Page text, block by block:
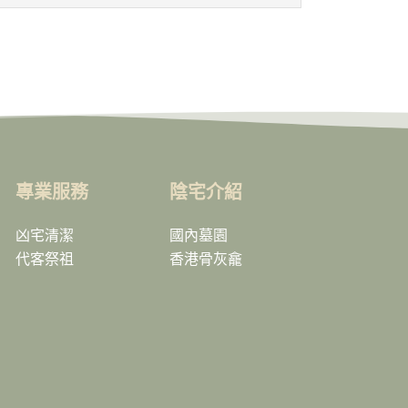
專業服務
凶宅清潔
代客祭祖
陰宅介紹
國內墓園
香港骨灰龕